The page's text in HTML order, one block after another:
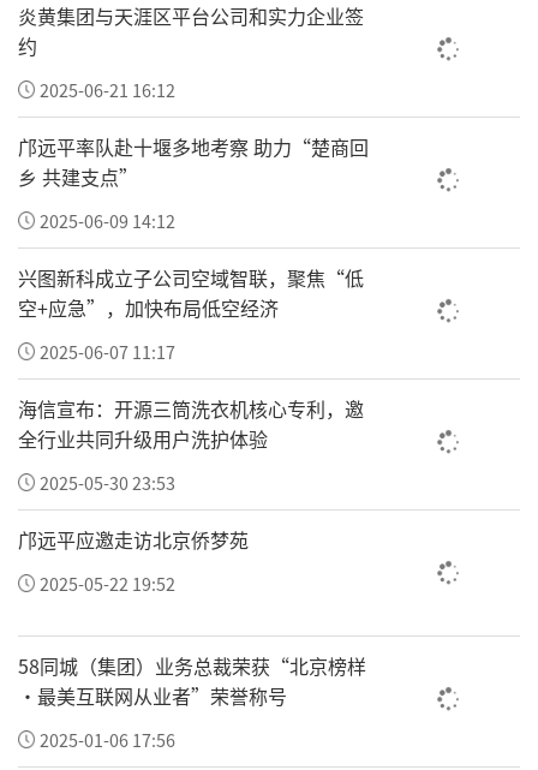
文艺展演结束后，全体嘉宾有序参观书画作品
展，沉浸式品鉴笔墨神韵，深度体悟红色文
化、孝善文化与传统艺术相融共生的时代价
值。整场活动格调高雅、氛围肃穆祥和，取得
圆满成功。
本次活动以书画艺术为纽带，深度融合红色军
旅文化、传统孝善文化与非遗民俗文化，既是
一堂生动鲜活的爱国主义、全民国防教育实践
课堂，更是新时代弘扬中华优秀传统文化、凝
聚社会正能量、推进文化惠民落地的重要举
措。
炎黄集团与天涯区平台公司和实力企业签
约
2025-06-21 16:12
邝远平率队赴十堰多地考察 助力“楚商回
乡 共建支点”
2025-06-09 14:12
兴图新科成立子公司空域智联，聚焦“低
空+应急”，加快布局低空经济
2025-06-07 11:17
海信宣布：开源三筒洗衣机核心专利，邀
全行业共同升级用户洗护体验
2025-05-30 23:53
邝远平应邀走访北京侨梦苑
2025-05-22 19:52
58同城（集团）业务总裁荣获“北京榜样
·最美互联网从业者”荣誉称号
2025-01-06 17:56